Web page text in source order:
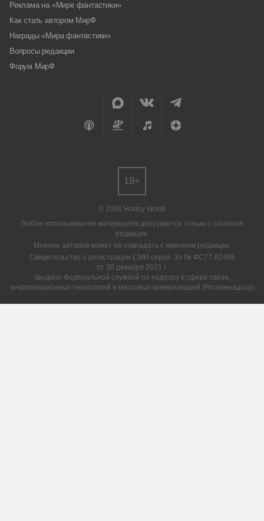
Реклама на «Мире фантастики»
Как стать автором МирФ
Награды «Мира фантастики»
Вопросы редакции
Форум МирФ
© 2026 Hobby World
Любое использование материалов допускается только с согласия
редакции.
Мнение авторов может не совпадать с мнением редакции.
Свидетельство о регистрации СМИ серия Эл № ФС77-82485
от 30 декабря 2021 г.
(выдано Федеральной службой по надзору в сфере связи,
информационных технологий и массовых коммуникаций (Роскомнадзор)
18+